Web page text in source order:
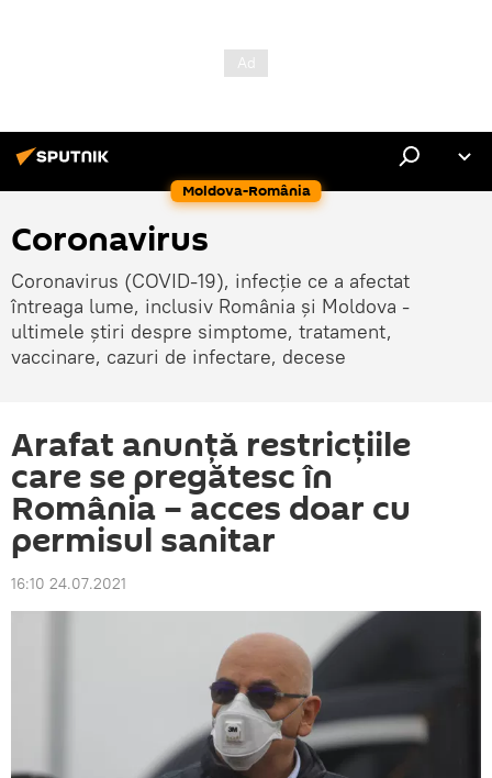
Moldova-România
Coronavirus
Coronavirus (COVID-19), infecție ce a afectat
întreaga lume, inclusiv România și Moldova -
ultimele știri despre simptome, tratament,
vaccinare, cazuri de infectare, decese
Arafat anunţă restricţiile
care se pregătesc în
România – acces doar cu
permisul sanitar
16:10 24.07.2021